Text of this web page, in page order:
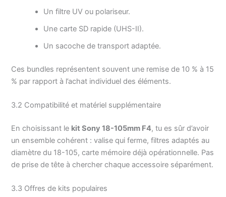
Un filtre UV ou polariseur.
Une carte SD rapide (UHS-II).
Un sacoche de transport adaptée.
Ces bundles représentent souvent une remise de 10 % à 15
% par rapport à l’achat individuel des éléments.
3.2 Compatibilité et matériel supplémentaire
En choisissant le kit Sony 18-105mm F4, tu es sûr d’avoir
un ensemble cohérent : valise qui ferme, filtres adaptés au
diamètre du 18-105, carte mémoire déjà opérationnelle. Pas
de prise de tête à chercher chaque accessoire séparément.
3.3 Offres de kits populaires